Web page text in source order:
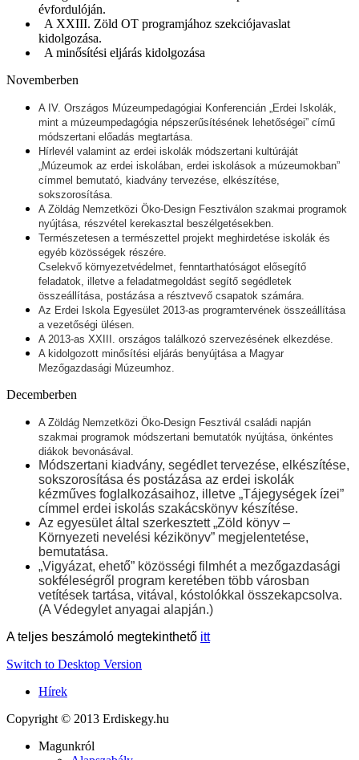
évfordulóján.
A XXIII. Zöld OT programjához szekciójavaslat
kidolgozása.
A minősítési eljárás kidolgozása
Novemberben
A IV. Országos Múzeumpedagógiai Konferencián „Erdei Iskolák,
mint a múzeumpedagógia népszerűsítésének lehetőségei” című
módszertani előadás megtartása.
Hírlevél valamint az erdei iskolák módszertani kultúráját
„Múzeumok az erdei iskolában, erdei iskolások a múzeumokban”
címmel bemutató, kiadvány tervezése, elkészítése,
sokszorosítása.
A Zöldág Nemzetközi Öko-Design Fesztiválon szakmai programok
nyújtása, részvétel kerekasztal beszélgetésekben.
Természetesen a természettel projekt meghirdetése iskolák és
egyéb közösségek részére.
Cselekvő környezetvédelmet, fenntarthatóságot elősegítő
feladatok, illetve a feladatmegoldást segítő segédletek
összeállítása, postázása a résztvevő csapatok számára.
Az Erdei Iskola Egyesület 2013-as programtervének összeállítása
a vezetőségi ülésen.
A 2013-as XXIII. országos találkozó szervezésének elkezdése.
A kidolgozott minősítési eljárás benyújtása a Magyar
Mezőgazdasági Múzeumhoz.
Decemberben
A Zöldág Nemzetközi Öko-Design Fesztivál családi napján
szakmai programok módszertani bemutatók nyújtása, önkéntes
diákok bevonásával.
Módszertani kiadvány, segédlet tervezése, elkészítése,
sokszorosítása és postázása az erdei iskolák
kézműves foglalkozásaihoz, illetve „Tájegységek ízei”
címmel erdei iskolás szakácskönyv készítése.
Az egyesület által szerkesztett „Zöld könyv –
Környezeti nevelési kézikönyv” megjelentetése,
bemutatása.
„Vigyázat, ehető” közösségi filmhét a mezőgazdasági
sokféleségről program keretében több városban
vetítések tartása, vitával, kóstolókkal összekapcsolva.
(A Védegylet anyagai alapján.)
A teljes beszámoló megtekinthető itt
Switch to Desktop Version
Hírek
Copyright © 2013 Erdiskegy.hu
Magunkról